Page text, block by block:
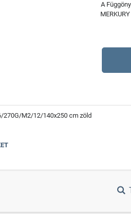
A
270G/M2/12/140x250 cm zöld